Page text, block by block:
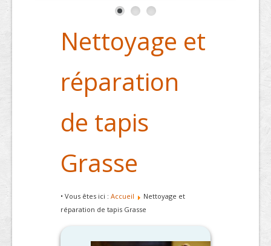
Nettoyage et
réparation
de tapis
Grasse
• Vous êtes ici : Accueil
Nettoyage et
réparation de tapis Grasse